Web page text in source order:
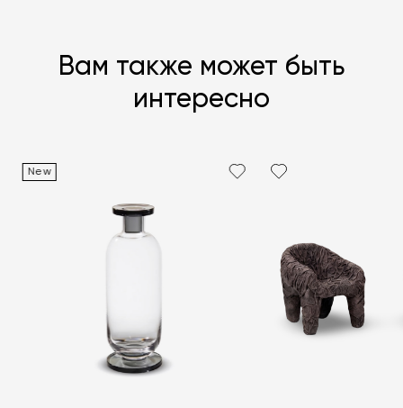
Вам также может быть
интересно
New